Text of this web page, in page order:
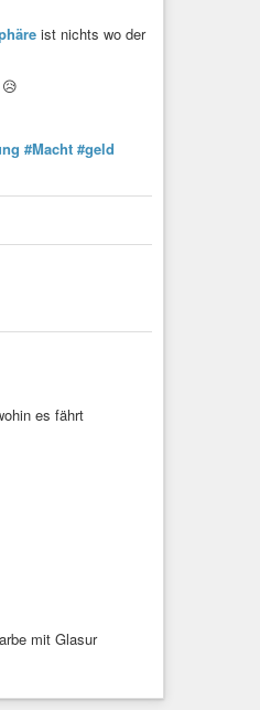
und die Ablehnung
ist nichts wo der
#Macht #geld
es fährt
mit Glasur